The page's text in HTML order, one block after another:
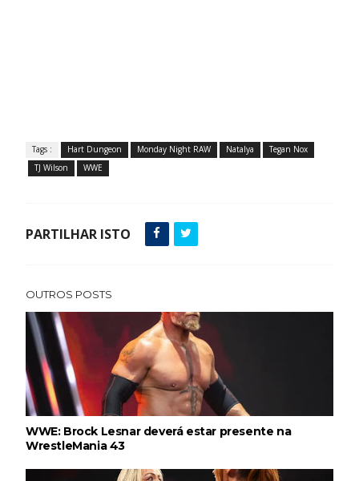
Tags : Hart Dungeon Monday Night RAW Natalya
Tegan Nox
TJ Wilson
WWE
PARTILHAR ISTO
OUTROS POSTS
WWE: Brock Lesnar deverá estar presente na
WrestleMania 43